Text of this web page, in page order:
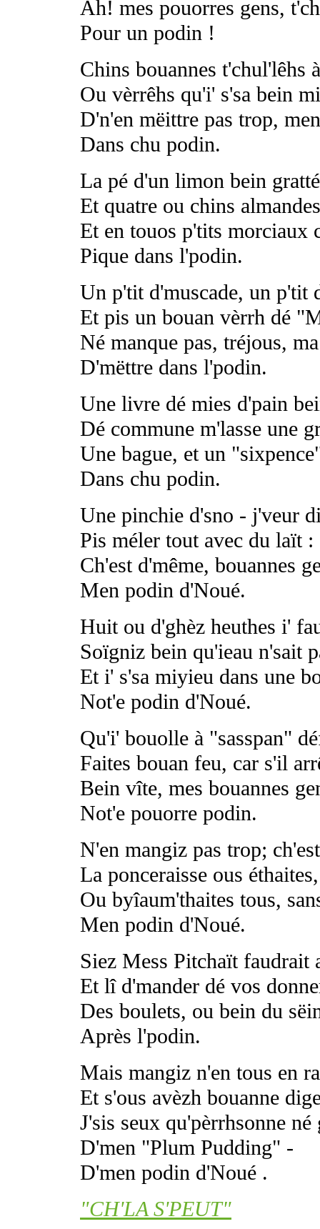
Ah! mes pouorres gens,
Pour un podin !
Chins bouannes t'chul'lêhs
Ou vèrrêhs qu'i' s'sa bein
D'n'en mëittre pas trop,
Dans chu podin.
La pé d'un limon bein
Et quatre ou chins
Et en touos p'tits morciaux
Pique dans l'podin.
Un p'tit d'muscade, un p'tit
Et pis un bouan vèrrh dé
Né manque pas, tréjous,
D'mëttre dans l'podin.
Une livre dé mies d'pain
Dé commune m'lasse une
Une bague, et un
Dans chu podin.
Une pinchie d'sno - j'veur
Pis méler tout avec du laït :
Ch'est d'même, bouannes
Men podin d'Noué.
Huit ou d'ghèz heuthes i'
Soïgniz bein qu'ieau n'sait
Et i' s'sa miyieu dans une
Not'e podin d'Noué.
Qu'i' bouolle à "sasspan"
Faites bouan feu, car s'il
Bein vîte, mes bouannes
Not'e pouorre podin.
N'en mangiz pas trop;
La ponceraisse ous
Ou byîaum'thaites tous,
Men podin d'Noué.
Siez Mess Pitchaït faudrait
Et lî d'mander dé vos
Des boulets, ou bein du
Après l'podin.
Mais mangiz n'en tous en
Et s'ous avèzh bouanne
J'sis seux qu'pèrrhsonne
D'men "Plum Pudding" -
D'men podin d'Noué .
"CH'LA S'PEUT"